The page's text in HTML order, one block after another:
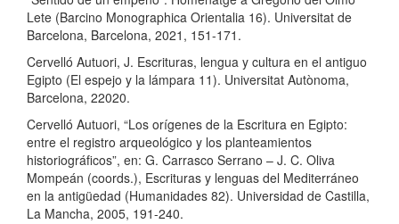
Lete (Barcino Monographica Orientalia 16). Universitat de
Barcelona, Barcelona, 2021, 151-171.
Cervelló Autuori, J. Escrituras, lengua y cultura en el antiguo
Egipto (El espejo y la lámpara 11). Universitat Autònoma,
Barcelona, 22020.
Cervelló Autuori, “Los orígenes de la Escritura en Egipto:
entre el registro arqueológico y los planteamientos
historiográficos”, en: G. Carrasco Serrano – J. C. Oliva
Mompeán (coords.), Escrituras y lenguas del Mediterráneo
en la antigüedad (Humanidades 82). Universidad de Castilla,
La Mancha, 2005, 191-240.